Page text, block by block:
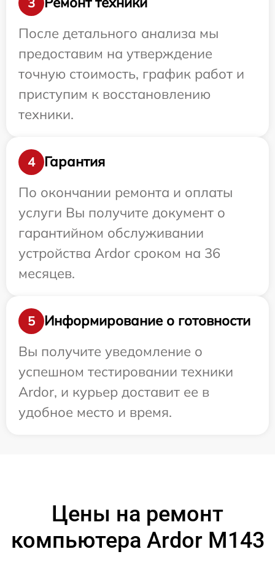
После детального анализа мы
предоставим на утверждение
точную стоимость, график работ и
приступим к восстановлению
техники.
4
Гарантия
По окончании ремонта и оплаты
услуги Вы получите документ о
гарантийном обслуживании
устройства Ardor сроком на 36
месяцев.
5
Информирование о готовности
Вы получите уведомление о
успешном тестировании техники
Ardor, и курьер доставит ее в
удобное место и время.
Цены на ремонт
компьютера Ardor M143